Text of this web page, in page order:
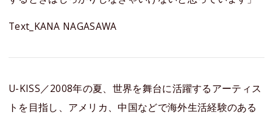
Text_KANA NAGASAWA
U-KISS／2008年の夏、世界を舞台に活躍するアーティス
トを目指し、アメリカ、中国などで海外生活経験のある